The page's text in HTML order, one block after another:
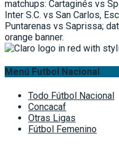
Menú Futbol Nacional
Todo Fútbol Nacional
Concacaf
Otras Ligas
Fútbol Femenino